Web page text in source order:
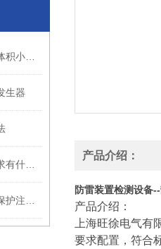
生器
产品介绍：
防雷装置检测设备
产品介绍：
上海旺徐电气有
要求配置，符合